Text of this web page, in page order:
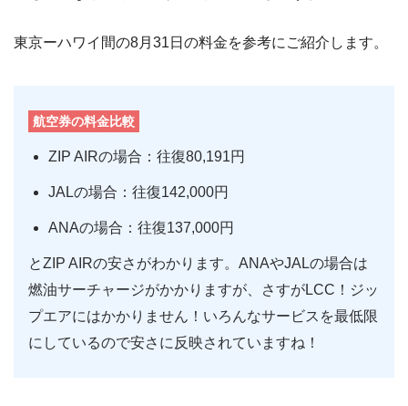
東京ーハワイ間の8月31日の料金を参考にご紹介します。
航空券の料金比較
ZIP AIRの場合：往復80,191円
JALの場合：往復142,000円
ANAの場合：往復137,000円
とZIP AIRの安さがわかります。ANAやJALの場合は
燃油サーチャージがかかりますが、さすがLCC！ジッ
プエアにはかかりません！いろんなサービスを最低限
にしているので安さに反映されていますね！